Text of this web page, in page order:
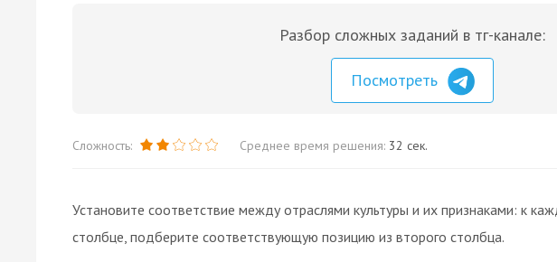
Разбор сложных заданий в тг-канале:
Посмотреть
Сложность: Среднее время решения: 32 сек.
Установите соответствие между отраслями культуры и их признаками: к
столбце, подберите соответствующую позицию из второго столбца.